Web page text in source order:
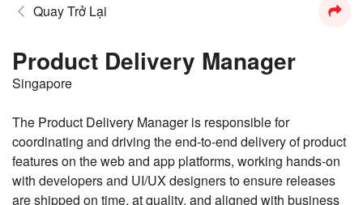
Quay Trở Lại
Product Delivery Manager
Singapore
The Product Delivery Manager is responsible for
coordinating and driving the end-to-end delivery of product
features on the web and app platforms, working hands-on
with developers and UI/UX designers to ensure releases
are shipped on time, at quality, and aligned with business